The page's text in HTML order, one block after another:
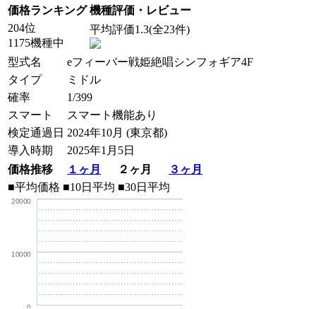
価格ランキング 機種評価・レビュー
204位
1175機種中
平均評価1.3(全23件)
型式名
eフィーバー戦姫絶唱シンフォギア4F
タイプ
ミドル
確率
1/399
スマート
スマート機能あり
検定通過日 2024年10月 (東京都)
導入時期
2025年1月5日
価格推移
１ヶ月 ２ヶ月
３ヶ月
■平均価格 ■10日平均 ■30日平均
0
10000
20000